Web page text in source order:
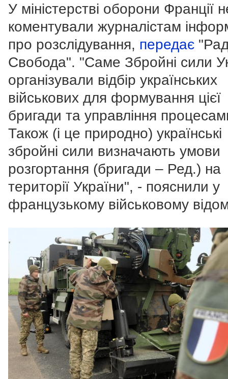
У міністерстві оборони Франції
коментували журналістам
про розслідування, передає
Свобода". "Саме Збройні сили
організували відбір українських
військових для формування цієї
бригади та управління
Також (і це природно) українські
збройні сили визначають умови
розгортання (бригади – Ред.) на
території України", - пояснили у
французькому військовому